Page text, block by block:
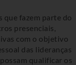
que fazem parte do
presenciais,
com o objetivo
das lideranças
qualificar os